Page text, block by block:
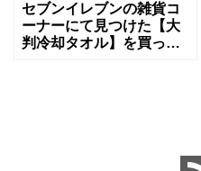
セブンイレブンの雑貨コ
ーナーにて見つけた【大
判冷却タオル】を買って